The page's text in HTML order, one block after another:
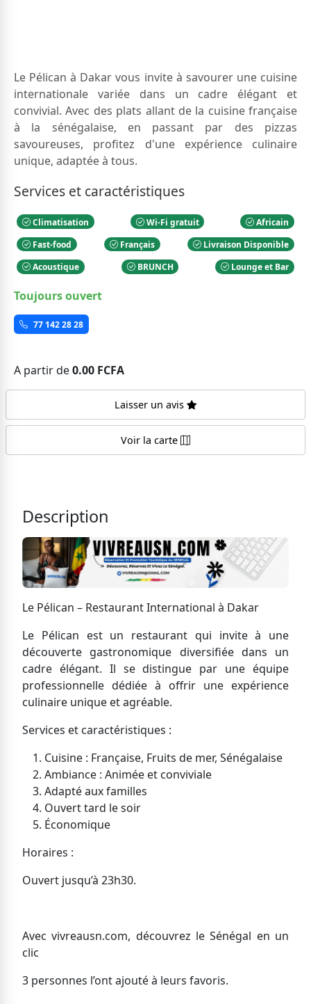
Le Pélican à Dakar vous invite à savourer une cuisine
internationale variée dans un cadre élégant et
convivial. Avec des plats allant de la cuisine française
à la sénégalaise, en passant par des pizzas
savoureuses, profitez d'une expérience culinaire
unique, adaptée à tous.
Services et caractéristiques
Climatisation Wi-Fi gratuit
Africain
Fast-food
Français
Livraison Disponible
Acoustique
BRUNCH Lounge et Bar
Toujours ouvert
77 142 28 28
A partir de0.00 FCFA
Laisser un avis
Voir la carte
Description
Le Pélican – Restaurant International à Dakar
Le Pélican est un restaurant qui invite à une
découverte gastronomique diversifiée dans un
cadre élégant. Il se distingue par une équipe
professionnelle dédiée à offrir une expérience
culinaire unique et agréable.
Services et caractéristiques :
Cuisine : Française, Fruits de mer, Sénégalaise
Ambiance : Animée et conviviale
Adapté aux familles
Ouvert tard le soir
Économique
Horaires :
Ouvert jusqu’à 23h30.
Avec vivreausn.com, découvrez le Sénégal en un
clic
3 personnes l’ont ajouté à leurs favoris.